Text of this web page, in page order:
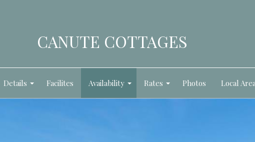
CANUTE COTTAGES
Details Facilites Availability Rates Photos Local